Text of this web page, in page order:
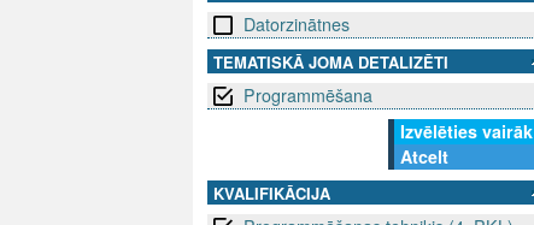
Datorzinātnes
TEMATISKĀ JOMA DETALIZĒTI
Programmēšana
Izvēlēties vairāk
Atcelt
KVALIFIKĀCIJA